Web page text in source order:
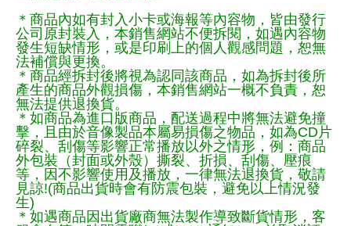
＊商品內如有封入小卡或海報等內容物，皆由發行
公司原封裝入，本銷售網站不便拆閱，如遇內容物
發生短缺情形，或是印刷上的個人觀感問題，恕無
法補償與更換。
＊商品經拆封後將視為認同該商品，如為拆封後所
產生的商品外觀損傷，本銷售網站一概不負責，恕
無法提供退換貨。
＊如商品為進口版商品，配送過程中將無法避免撞
擊，且由於音像製品本屬易損傷之物品，如為CD片
碎裂、刮傷等影響正常播放以外之情形，例：商品
外包裝（封面或外殼）撕裂、折損、刮傷、壓痕
等，因不影響使用及播放，一律無法退換貨，敬請
見諒!(商品出貨時會有防震包裝，避免以上情況發
生)
＊如遇商品因出貨廠商無法製作導致斷貨情形，客